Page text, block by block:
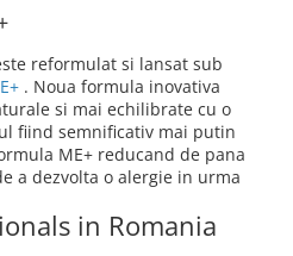
reformulat si lansat sub
. Noua formula inovativa
si mai echilibrate cu o
fiind semnificativ mai putin
ME+ reducand de pana
a dezvolta o alergie in urma
in Romania